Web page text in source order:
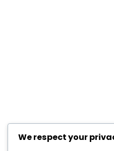
We respect your